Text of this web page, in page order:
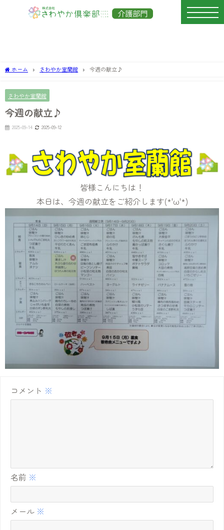
ホーム さわやか室蘭館 今週の献立♪
さわやか室蘭館
今週の献立♪
2025-09-14 2025-09-12
皆様こんにちは！
本日は、今週の献立をご紹介します(*'ω'*)
コメント ※
名前 ※
メール ※